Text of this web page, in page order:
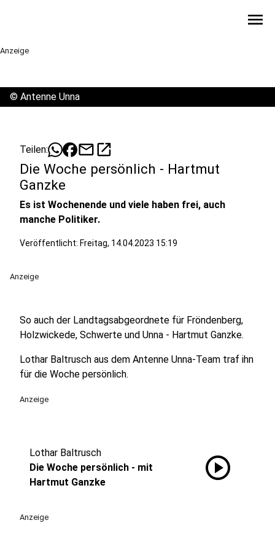
menu
Anzeige
© Antenne Unna
Teilen: mailopen_in_new
Die Woche persönlich - Hartmut
Ganzke
Es ist Wochenende und viele haben frei, auch
manche Politiker.
Veröffentlicht: Freitag, 14.04.2023 15:19
Anzeige
So auch der Landtagsabgeordnete für Fröndenberg,
Holzwickede, Schwerte und Unna - Hartmut Ganzke.
Lothar Baltrusch aus dem Antenne Unna-Team traf ihn
für die Woche persönlich.
Anzeige
Lothar Baltrusch
Die Woche persönlich - mit
Hartmut Ganzke
play_circle
Anzeige